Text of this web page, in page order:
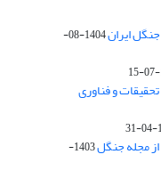
ایران
1404-08-
و فناوری
مجله جنگل
1403-